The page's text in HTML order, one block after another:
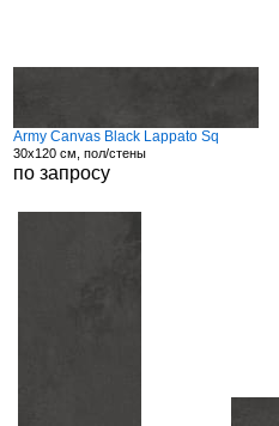
Army Canvas Black Lappato Sq
30x120 см, пол/стены
по запросу